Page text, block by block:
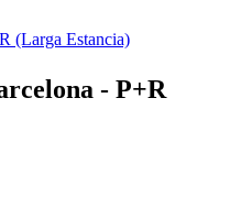
(Larga Estancia)
- P+R